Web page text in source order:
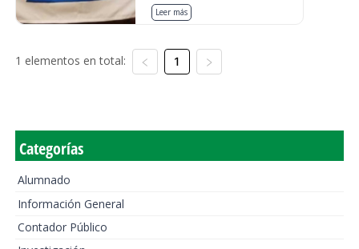
Leer más
1 elementos en total: 1
Categorías
Alumnado
Información General
Contador Público